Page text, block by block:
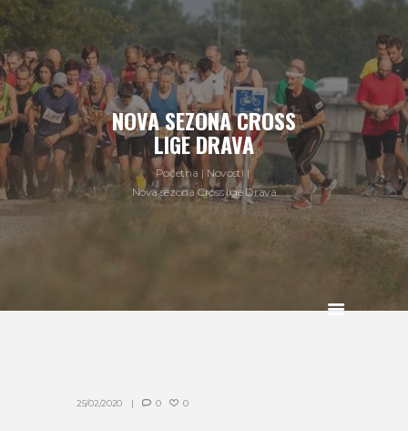
NOVA SEZONA CROSS
LIGE DRAVA
Početna
Novosti
Nova sezona Cross lige Drava
25/02/2020 0 0